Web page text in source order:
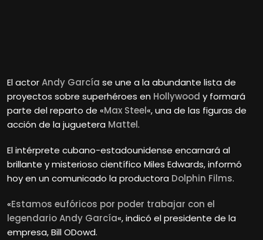
El actorAndy García se une a la abundante lista de
proyectos sobre superhéroes en Hollywood y formará
parte del reparto de «Max Steel«, una de las figuras de
acción de la juguetera Mattel.
El intérprete cubano-estadounidense encarnará al
brillante y misterioso científico Miles Edwards, informó
hoy en un comunicado la productora Dolphin Films.
«Estamos eufóricos por poder trabajar con el
legendario Andy García«, indicó el presidente de la
empresa, Bill ODowd.